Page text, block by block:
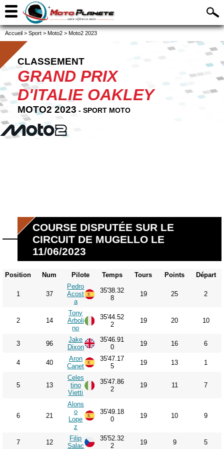
Accueil > Sport > Moto2 > Moto2 2023
CLASSEMENT
GRAND PRIX
D'ITALIE OAKLEY
MOTO2 2023 - SPORT MOTO
COURSE DISPUTÉE SUR LE
CIRCUIT DE MUGELLO LE
11/06/2023
Position Num Pilote Temps Tours Points Départ
1 37
Pedro
Acost
a
35'38.32
8
19 25 2
2 14
Tony
Arboli
no
35'44.52
2
19 20 10
3 96
Jake
Dixon
35'46.91
0
19 16 6
4 40
Aron
Canet
35'47.17
5
19 13 1
5 13
Celes
tino
Vietti
35'47.86
2
19 11 7
6 21
Alons
o
Lope
z
35'49.18
0
19 10 9
7 12
Filip
Salac
35'52.32
2
19 9 5